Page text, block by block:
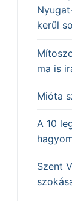
kerül
ma is
Mióta
A 10
Szent